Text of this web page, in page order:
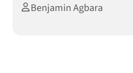
Benjamin Agbara